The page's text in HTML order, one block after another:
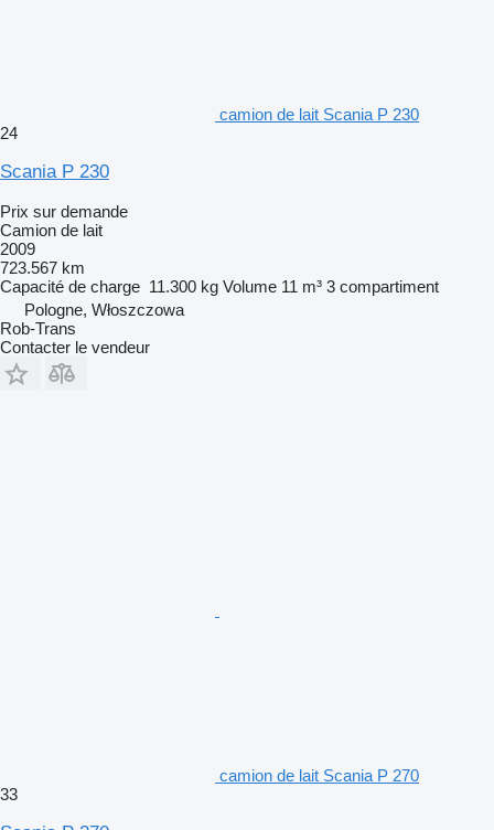
camion de lait Scania P 230
24
Scania P 230
Prix sur demande
Camion de lait
2009
723.567 km
Capacité de charge 11.300 kg Volume 11 m³ 3 compartiment
Pologne, Włoszczowa
Rob-Trans
Contacter le vendeur
camion de lait Scania P 270
33